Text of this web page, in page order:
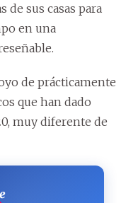
de sus casas para
en una
de prácticamente
que han dado
muy diferente de